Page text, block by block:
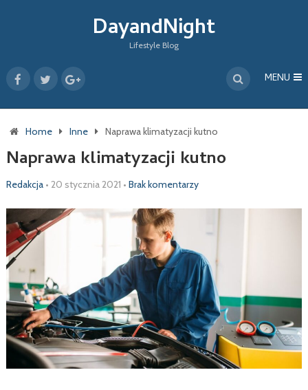
DayandNight
Lifestyle Blog
MENU
Home Inne Naprawa klimatyzacji kutno
Naprawa klimatyzacji kutno
Redakcja • 20 stycznia 2021 • Brak komentarzy